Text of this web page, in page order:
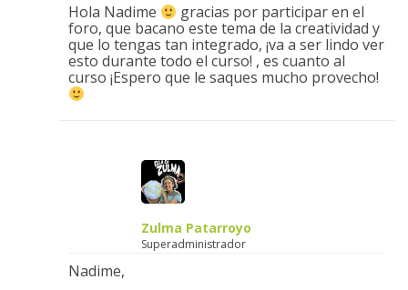
Hola Nadime
gracias por participar en el
foro, que bacano este tema de la creatividad y
que lo tengas tan integrado, ¡va a ser lindo ver
esto durante todo el curso! , es cuanto al
curso ¡Espero que le saques mucho provecho!
Zulma Patarroyo
Superadministrador
Nadime,